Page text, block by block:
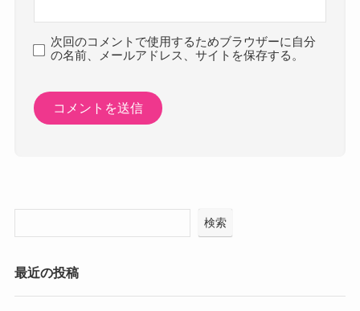
次回のコメントで使用するためブラウザーに自分
の名前、メールアドレス、サイトを保存する。
検索
最近の投稿